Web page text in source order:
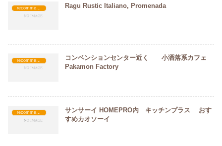
Ragu Rustic Italiano, Promenada
コンベンションセンター近く 小洒落系カフェ
Pakamon Factory
recommended
サンサーイ HOMEPRO内 キッチンプラス おす
すめカオソーイ